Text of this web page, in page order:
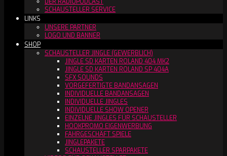
SCHAUSTELLER SERVICE
LINKS
UNSERE PARTNER
LOGO UND BANNER
SHOP
SCHAUSTELLER JINGLE (GEWERBLICH)
JINGLE SD KARTEN ROLAND 404 MK2
JINGLE SD KARTEN ROLAND SP 404A
SFX SOUNDS
VORGEFERTIGTE BANDANSAGEN
INDIVIDUELLE BANDANSAGEN
INDIVIDUELLE JINGLES
INDIVIDUELLE SHOW OPENER
EINZELNE JINGLES FÜR SCHAUSTELLER
HOOKPROMO EIGENWERBUNG
FAHRGESCHÄFT SPIELE
JINGLEPAKETE
SCHAUSTELLER SPARPAKETE